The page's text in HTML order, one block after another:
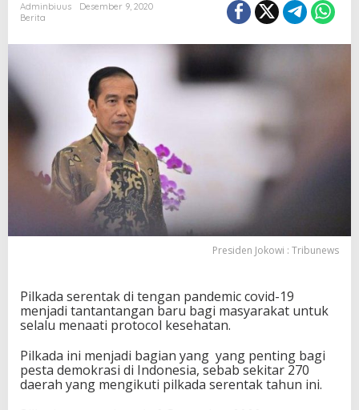
C
r
M
n
g
e
t
a
h
u
i
H
a
e
r
h
t
u
n
Adminbiuus
Desember 9, 2020
Berita
Presiden Jokowi : Tribunews
Pilkada serentak di tengan pandemic covid-19
menjadi tantantangan baru bagi masyarakat untuk
selalu menaati protocol kesehatan.
Pilkada ini menjadi bagian yang yang penting bagi
pesta demokrasi di Indonesia, sebab sekitar 270
daerah yang mengikuti pilkada serentak tahun ini.